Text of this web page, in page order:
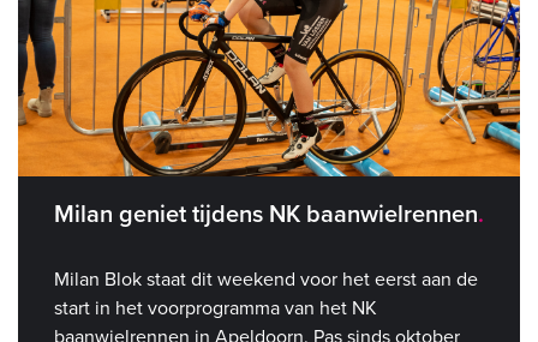
Milan geniet tijdens NK baanwielrennen
Milan Blok staat dit weekend voor het eerst aan de
start in het voorprogramma van het NK
baanwielrennen in Apeldoorn. Pas sinds oktober